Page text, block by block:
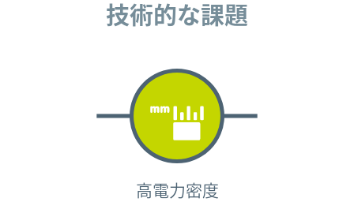
技術的な課題
高電力密度